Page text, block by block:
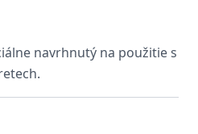
navrhnutý na použitie s